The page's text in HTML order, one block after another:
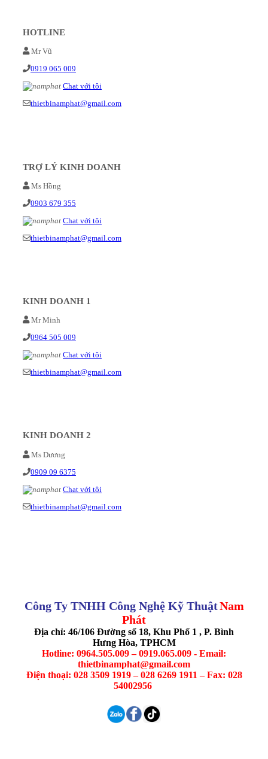
HOTLINE
Mr Vũ
0919 065 009
Chat với tôi
thietbinamphat@gmail.com
TRỢ LÝ KINH DOANH
Ms Hồng
0903 679 355
Chat với tôi
thietbinamphat@gmail.com
KINH DOANH 1
Mr Minh
0964 505 009
Chat với tôi
thietbinamphat@gmail.com
KINH DOANH 2
Ms Dương
0909 09 6375
Chat với tôi
thietbinamphat@gmail.com
Công Ty TNHH Công Nghệ Kỹ ThuậtNam
Phát
Địa chỉ: 46/106 Đường số 18, Khu Phố 1 , P. Bình
Hưng Hòa, TPHCM
Hotline: 0964.505.009 – 0919.065.009 - Email:
thietbinamphat@gmail.com
Điện thoại: 028 3509 1919 – 028 6269 1911 – Fax: 028
54002956